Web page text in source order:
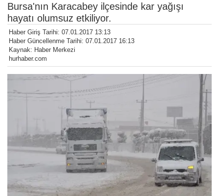
Bursa'nın Karacabey ilçesinde kar yağışı
hayatı olumsuz etkiliyor.
Haber Giriş Tarihi: 07.01.2017 13:13
Haber Güncellenme Tarihi: 07.01.2017 16:13
Kaynak: Haber Merkezi
hurhaber.com